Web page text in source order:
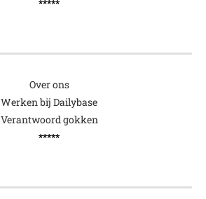
*****
Over ons
Werken bij Dailybase
Verantwoord gokken
*****